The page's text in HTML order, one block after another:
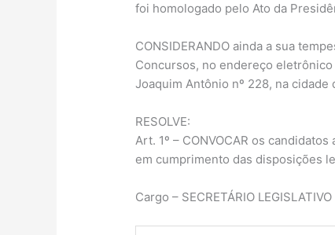
foi homologado pelo Ato da
CONSIDERANDO ainda a sua
Concursos, no endereço
Joaquim Antônio nº 228, na cidade
RESOLVE:
Art. 1º – CONVOCAR os
em cumprimento das disposições
Cargo – SECRETÁRIO LEGISLATIVO